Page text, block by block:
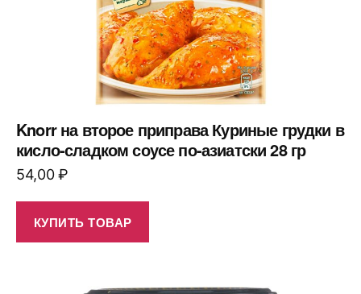
Knorr на второе приправа Куриные грудки в
кисло-сладком соусе по-азиатски 28 гр
54,00₽
КУПИТЬ ТОВАР